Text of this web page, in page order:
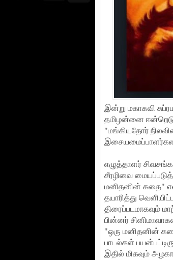
இன்று மகாகவி
தமிழன்னை
"மங்கியதோர்
எழுத்தாளர்
சீரழிவை
மனிதனின் கதை"
தயாரித்து
திரைப்படமாகவும்
பின்னர்
"ஒரு மனிதனின்
பாடல்கள்
இதில் மிகவும்